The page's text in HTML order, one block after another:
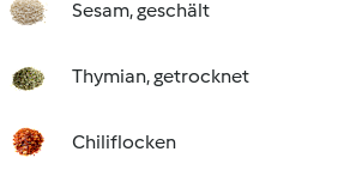
Sesam, geschält
Thymian, getrocknet
Chiliflocken